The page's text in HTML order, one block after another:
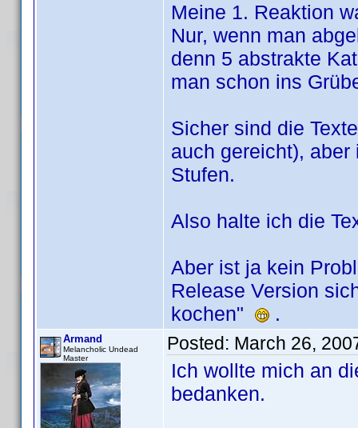
Meine 1. Reaktion
Nur, wenn man
denn 5 abstrakte
man schon ins
Sicher sind die
auch gereicht),
Stufen.
Also halte ich die
Aber ist ja kein
Release Version
kochen"
.
Armand
Melancholic Undead
Master
Posted: March 26,
Ich wollte mich an
bedanken.